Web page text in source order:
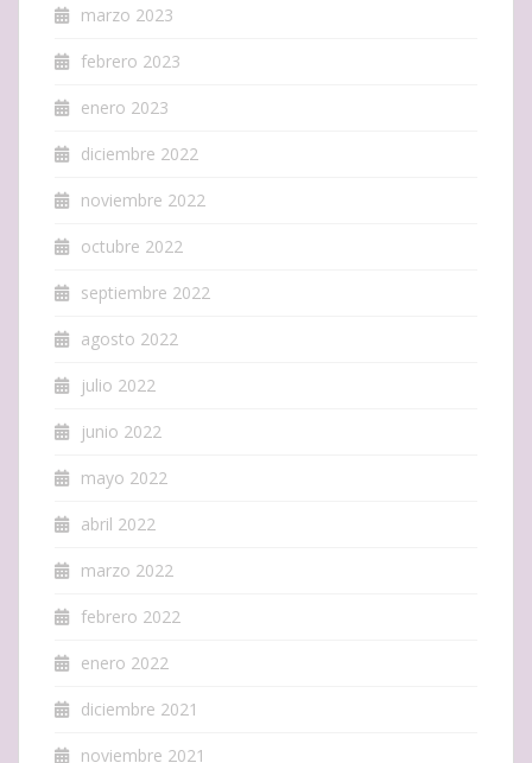
marzo 2023
febrero 2023
enero 2023
diciembre 2022
noviembre 2022
octubre 2022
septiembre 2022
agosto 2022
julio 2022
junio 2022
mayo 2022
abril 2022
marzo 2022
febrero 2022
enero 2022
diciembre 2021
noviembre 2021